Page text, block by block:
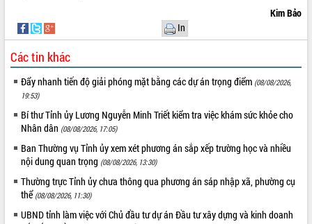
hoạch tỉnh Đắk Lắk thời kỳ 2021-2030,
tầm nhìn đến năm 2050
Nâng cao hiệu quả hoạt động của các
doanh nghiệp nhà nước
Hội nghị triển khai kết nối mạng
truyền số liệu chuyên dùng phục vụ cơ
quan Đảng, Nhà nước
Lễ phát động chuỗi hoạt động chung
tay làm sạch môi trường
Xã Ea Kar bước chuyển mình trong
công tác cải cách hành chính mô hình
mới
năm 2026
Kim Bảo
In
Các tin khác
Đẩy nhanh tiến độ giải phóng mặt bằng các dự án trọng điểm (08/08/2026,
19:53)
Bí thư Tỉnh ủy Lương Nguyễn Minh Triết kiểm tra việc khám sức khỏe cho
Nhân dân (08/08/2026, 17:05)
Ban Thường vụ Tỉnh ủy xem xét phương án sắp xếp trường học và nhiều
nội dung quan trọng (08/08/2026, 13:30)
Thường trực Tỉnh ủy chưa thông qua phương án sáp nhập xã, phường cụ
thể (08/08/2026, 11:30)
UBND tỉnh làm việc với Chủ đầu tư dự án Đầu tư xây dựng và kinh doanh